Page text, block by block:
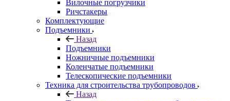
Вилочные погрузчики
Ричстакеры
Комплектующие
Подъемники
Назад
Подъемники
Ножничные подъемники
Коленчатые подъемники
Телескопические подъемники
Техника для строительства трубопроводов
Назад